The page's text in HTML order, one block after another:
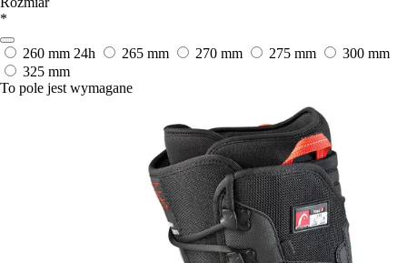
*
260 mm 24h 265 mm 270 mm 275 mm
300 mm
325 mm
To pole jest wymagane